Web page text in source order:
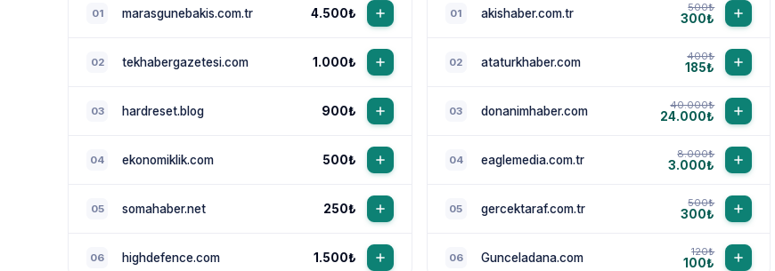
01 marasgunebakis.com.tr 4.500₺
02 tekhabergazetesi.com 1.000₺
03 hardreset.blog 900₺
04 ekonomiklik.com 500₺
05 somahaber.net 250₺
06 highdefence.com 1.500₺
01 akishaber.com.tr 500₺
300₺
02 ataturkhaber.com 400₺
185₺
03 donanimhaber.com 40.000₺
24.000₺
04 eaglemedia.com.tr 8.000₺
3.000₺
05 gercektaraf.com.tr 500₺
300₺
06 Gunceladana.com 120₺
100₺